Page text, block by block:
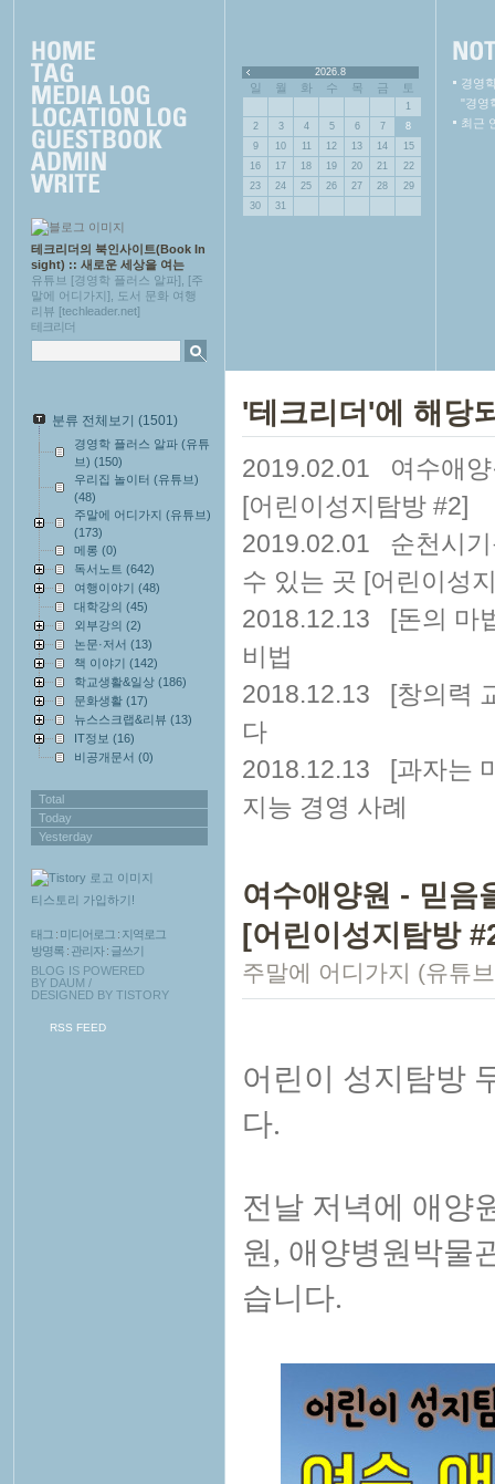
테크리더의 북인사이트(Book In
sight) :: 새로운 세상을 여는
유튜브 [경영학 플러스 알파], [주
말에 어디가지], 도서 문화 여행
리뷰 [techleader.net]
테크리더
분류 전체보기 (1501)
경영학 플러스 알파 (유튜
브) (150)
우리집 놀이터 (유튜브)
(48)
주말에 어디가지 (유튜브)
(173)
메롱 (0)
독서노트 (642)
여행이야기 (48)
대학강의 (45)
외부강의 (2)
논문·저서 (13)
책 이야기 (142)
학교생활&일상 (186)
문화생활 (17)
뉴스스크랩&리뷰 (13)
IT정보 (16)
비공개문서 (0)
Total
Today
Yesterday
티스토리 가입하기!
태그 : 미디어로그 : 지역로그
방명록 : 관리자: 글쓰기
BLOG IS POWERED
BY DAUM /
DESIGNED BY TISTORY
RSS FEED
2026.8
일 월 화 수 목 금 토
1
2
3 4 5 6 7
8
9
10 11 12 13 14
15
16
17 18 19 20 21
22
23
24 25 26 27 28
29
30
31
경영
"경영
최근
'테크리더'에 해당
2019.02.01
여수애
[어린이성지탐방 #2]
2019.02.01
순천시
수 있는 곳 [어린이성
2018.12.13
[돈의 마
비법
2018.12.13
[창의력
다
2018.12.13
[과자는
지능 경영 사례
여수애양원 - 믿음
[어린이성지탐방
주말에 어디가지 (유튜
어린이 성지탐방
다.
전날 저녁에 애양
원, 애양병원박물
습니다.